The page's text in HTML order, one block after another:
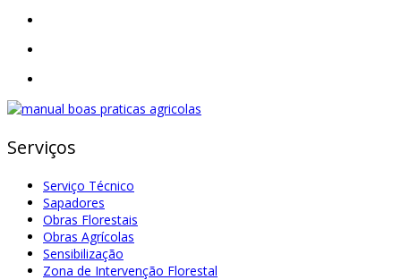
Serviços
Serviço Técnico
Sapadores
Obras Florestais
Obras Agrícolas
Sensibilização
Zona de Intervenção Florestal